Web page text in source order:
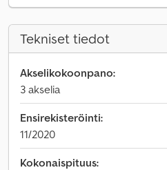
Tekniset tiedot
Akselikokoonpano:
3 akselia
Ensirekisteröinti:
11/2020
Kokonaispituus: